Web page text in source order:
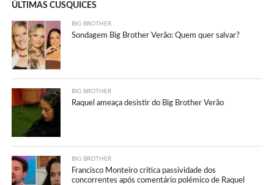
ÚLTIMAS CUSQUICES
BIG BROTHER
Sondagem Big Brother Verão: Quem quer salvar?
BIG BROTHER
Raquel ameaça desistir do Big Brother Verão
BIG BROTHER
Francisco Monteiro critica passividade dos
concorrentes após comentário polémico de Raquel